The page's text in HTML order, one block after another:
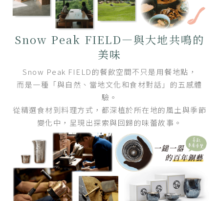
Snow Peak FIELD—與大地共鳴的
美味
Snow Peak FIELD的餐飲空間不只是用餐地點，
而是一種「與自然、當地文化和食材對話」的五感體
驗。
從精選食材到料理方式，都深植於所在地的風土與季節
變化中，呈現出探索與回歸的味蕾故事。